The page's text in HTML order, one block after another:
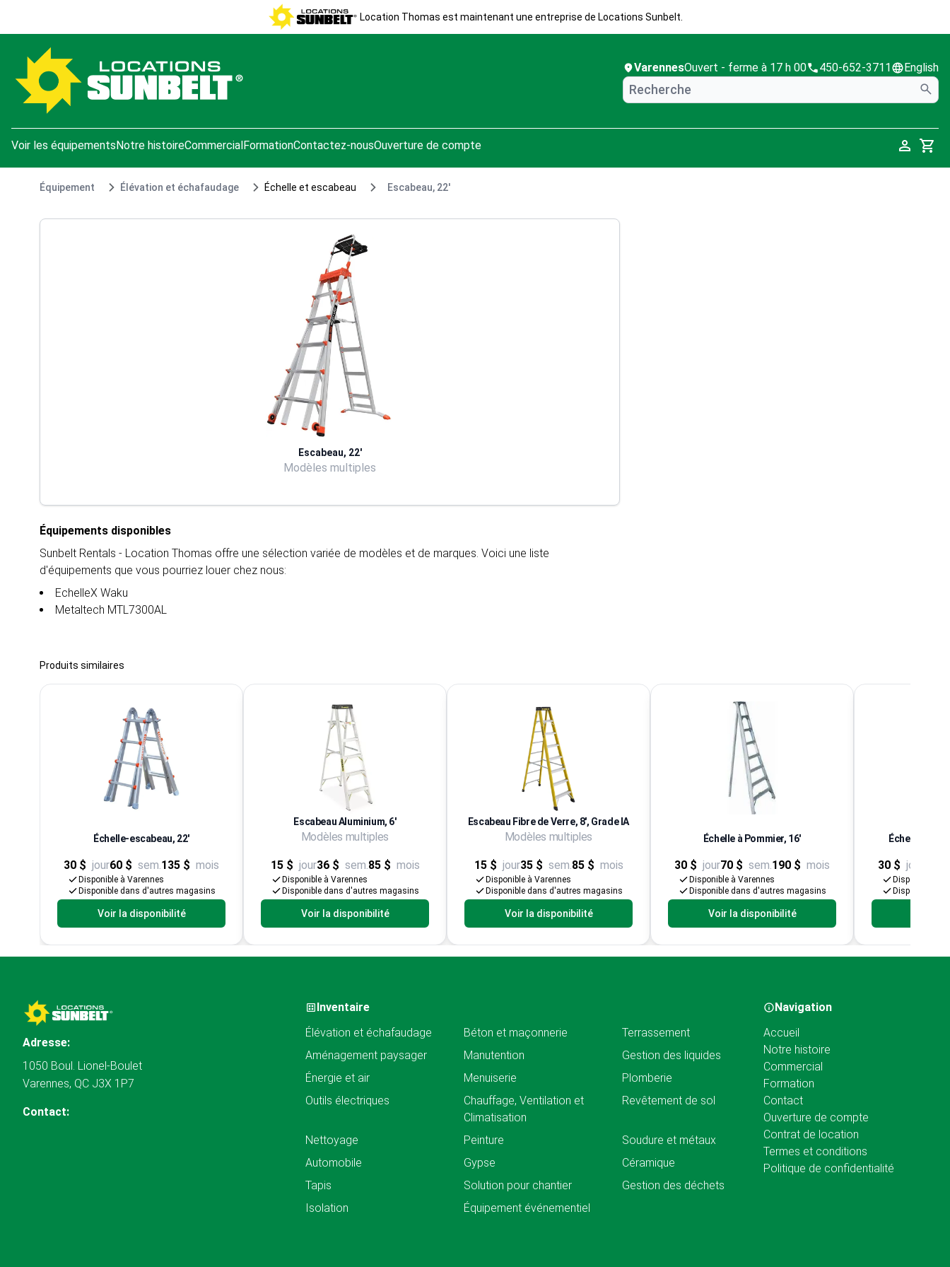
Location Thomas est maintenant une entreprise de Locations Sunbelt.
VarennesOuvert - ferme à 17 h 00 450-652-3711 English
Voir les équipements Notre histoireCommercial FormationContactez-nousOuverture de compte
Cart
Équipement Élévation et échafaudage Échelle et escabeau Escabeau, 22'
Escabeau, 22'
Modèles multiples
Équipements disponibles
Sunbelt Rentals - Location Thomas offre une sélection variée de modèles et de marques. Voici une liste
d'équipements que vous pourriez louer chez nous:
EchelleX Waku
Metaltech MTL7300AL
Produits similaires
Échelle-escabeau, 22'
30 $ jour60 $ sem.135 $ mois
Disponible à Varennes
Disponible dans d'autres magasins
Voir la disponibilité
Escabeau Aluminium, 6'
Modèles multiples
15 $ jour36 $ sem.85 $ mois
Disponible à Varennes
Disponible dans d'autres magasins
Voir la disponibilité
Escabeau Fibre de Verre, 8', Grade IA
Modèles multiples
15 $ jour35 $ sem.85 $ mois
Disponible à Varennes
Disponible dans d'autres magasins
Voir la disponibilité
Échelle à Pommier, 16'
30 $ jour70 $ sem.190 $ mois
Disponible à Varennes
Disponible dans d'autres magasins
Voir la disponibilité
Échelle en
30 $ jour
Disponible à
Disponible
Adresse:
1050 Boul. Lionel-Boulet
Varennes, QC J3X 1P7
Contact:
Inventaire
Élévation et échafaudage
Béton et maçonnerie
Terrassement
Aménagement paysager
Manutention
Gestion des liquides
Énergie et air
Menuiserie
Plomberie
Outils électriques
Chauffage, Ventilation et
Climatisation
Revêtement de sol
Nettoyage Peinture
Soudure et métaux
Automobile
Gypse
Céramique
Tapis
Solution pour chantier
Gestion des déchets
Isolation
Équipement événementiel
Navigation
Accueil
Notre histoire
Commercial
Formation
Contact
Ouverture de compte
Contrat de location
Termes et conditions
Politique de confidentialité